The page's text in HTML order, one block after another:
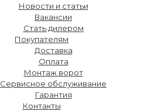
Новости и статьи
Вакансии
Стать дилером
Покупателям
Доставка
Оплата
Монтаж ворот
Сервисное обслуживание
Гарантия
Контакты